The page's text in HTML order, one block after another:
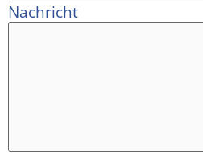
Nachricht